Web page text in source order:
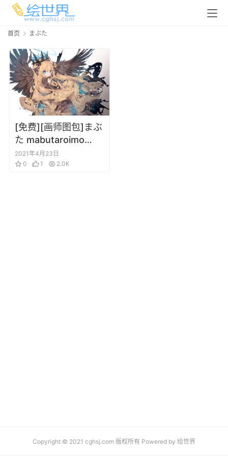
首页 まぶた
[免费][画师图包]まぶ
た mabutaroimo
Pixiv 图包 202103
2021年4月23日
0
1 2.0K
Copyright © 2021 cghsj.com 版权所有 Powered by 绘世界